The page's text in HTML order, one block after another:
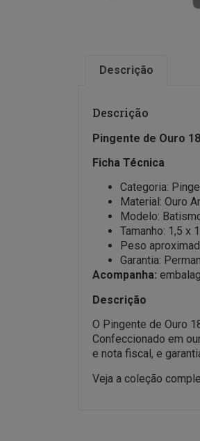
Descrição
Descrição
Pingente de Ouro
Ficha Técnica
Categoria:
Material: Ouro
Modelo:
Tamanho: 1,5 x
Peso
Garantia:
Acompanha:
Descrição
O Pingente de Ouro
Confeccionado em
e nota fiscal, e
Veja a coleção